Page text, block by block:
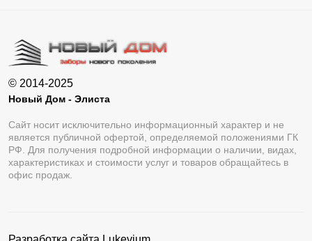
© 2014-2025
Новый Дом - Элиста
Сайт носит исключительно информационный характер и не
является публичной офертой, определяемой положениями ГК
РФ. Для получения подробной информации о наличии, видах,
характеристиках и стоимости услуг и товаров обращайтесь в
офис продаж.